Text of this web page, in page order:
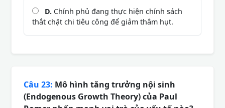
D. Chính phủ đang thực hiện chính sách
thắt chặt chi tiêu công để giảm thâm hụt.
Câu 23: Mô hình tăng trưởng nội sinh
(Endogenous Growth Theory) của Paul